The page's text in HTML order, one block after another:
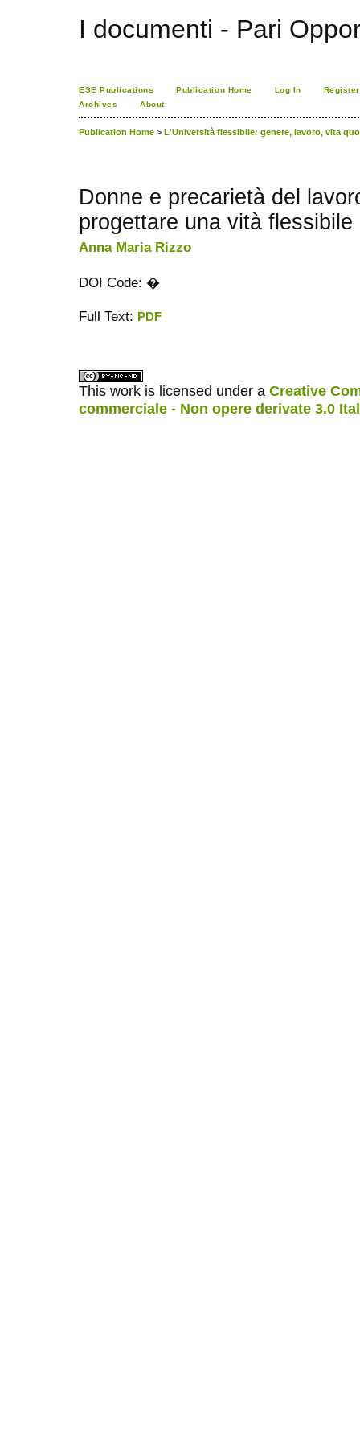
I documenti - Pari
ESE Publications Publication Home Log In
Register
Archives
About
Publication Home > L'Università flessibile: genere, lavoro, vita
Donne e precarietà del
progettare una vità flessibile
Anna Maria Rizzo
DOI Code: �
Full Text: PDF
This work is licensed under a Creative
commerciale - Non opere derivate 3.0